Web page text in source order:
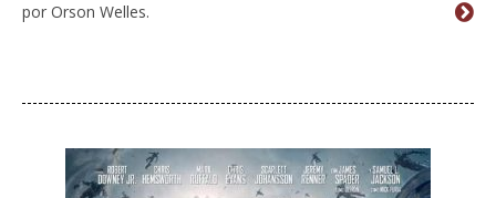
por Orson Welles.